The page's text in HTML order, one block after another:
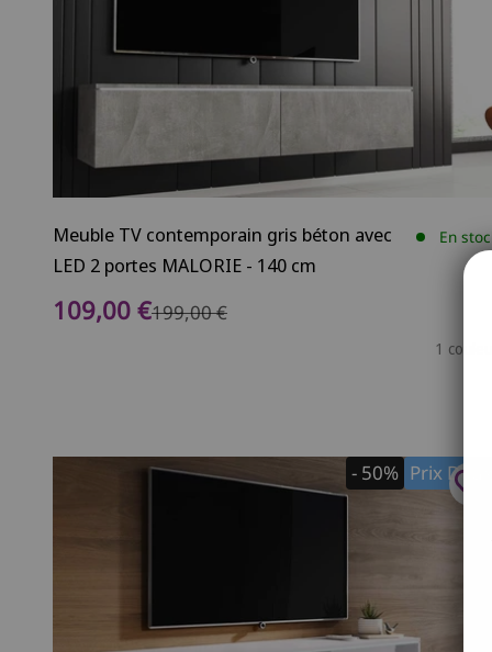
Meuble TV contemporain gris béton avec
LED 2 portes MALORIE - 140 cm
En
Prix de vente
109,00 €Prix normal
199,00 €
1 couleur
Prix Doux
- 50%